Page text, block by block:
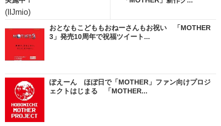
(IIJmio)
おとなもこどももおねーさんもお祝い 「MOTHER
3」発売10周年で祝福ツイート...
ぽえーん ほぼ日で「MOTHER」ファン向けプロジ
ェクトはじまる 「MOTHER...